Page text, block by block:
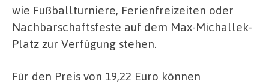
wie Fußballturniere, Ferienfreizeiten oder
Nachbarschaftsfeste auf dem Max-Michallek-
Platz zur Verfügung stehen.
Für den Preis von 19,22 Euro können